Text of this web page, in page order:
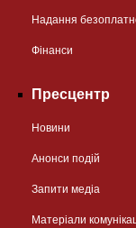
Надання
Фінанси
Пресцентр
Новини
Анонси подій
Запити медіа
Матеріали